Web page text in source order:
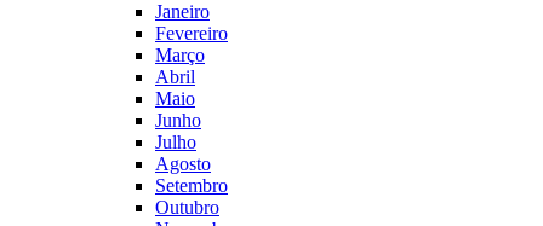
Janeiro
Fevereiro
Março
Abril
Maio
Junho
Julho
Agosto
Setembro
Outubro